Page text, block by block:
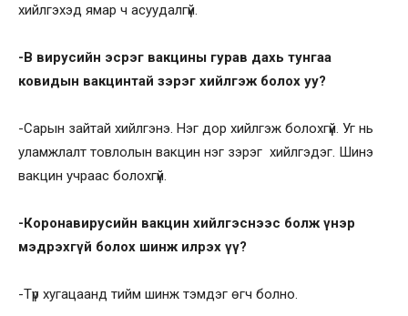
хийлгэхэд ямар ч асуудалгүй.
-В вирусийн эсрэг вакцины гурав дахь тунгаа
ковидын вакцинтай зэрэг хийлгэж болох уу?
-Сарын зайтай хийлгэнэ. Нэг дор хийлгэж болохгүй. Уг нь
уламжлалт товлолын вакцин нэг зэрэг хийлгэдэг. Шинэ
вакцин учраас болохгүй.
-Коронавирусийн вакцин хийлгэснээс болж үнэр
мэдрэхгүй болох шинж илрэх үү?
-Түр хугацаанд тийм шинж тэмдэг өгч болно.